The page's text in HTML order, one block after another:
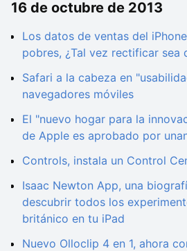
16 de octubre de 2013
Los datos de ventas del
pobres, ¿Tal vez rectificar sea
Safari a la cabeza en
navegadores móviles
El "nuevo hogar para la
de Apple es aprobado por
Controls, instala un Control
Isaac Newton App, una
descubrir todos los
británico en tu iPad
Nuevo Olloclip 4 en 1, ahora